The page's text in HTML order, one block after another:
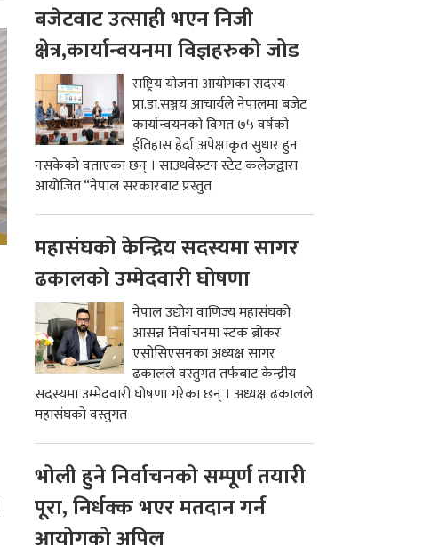
बजेटवाट उत्साही भएन निजी
क्षेत्र,कार्यान्वयनमा विज्ञहरुको जोड
राष्ट्रिय योजना आयोगका सदस्य
प्रा.डा.सञ्जय आचार्यले नेपालमा बजेट
कार्यान्वयनको विगत ७५ वर्षको
ईतिहास हेर्दा अपेक्षाकृत सुधार हुन
नसकेको वताएका छन् । साउथवेस्र्टन स्टेट कलेजद्वारा
आयोजित “नेपाल सरकारबाट प्रस्तुत
महासंघको केन्द्रिय सदस्यमा सागर
ढकालको उम्मेदवारी घोषणा
नेपाल उद्योग वाणिज्य महासंघको
आसन्न निर्वाचनमा स्टक ब्रोकर
एसोसिएसनका अध्यक्ष सागर
ढकालले वस्तुगत तर्फबाट केन्द्रीय
सदस्यमा उम्मेदवारी घोषणा गरेका छन् । अध्यक्ष ढकालले
महासंघको वस्तुगत
भोली हुने निर्वाचनको सम्पूर्ण तयारी
पूरा, निर्धक्क भएर मतदान गर्न
आयोगको अपिल